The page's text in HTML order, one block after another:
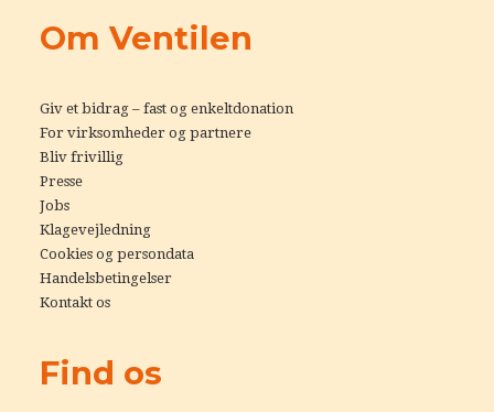
Om Ventilen
Giv et bidrag – fast og enkeltdonation
For virksomheder og partnere
Bliv frivillig
Presse
Jobs
Klagevejledning
Cookies og persondata
Handelsbetingelser
Kontakt os
Find os